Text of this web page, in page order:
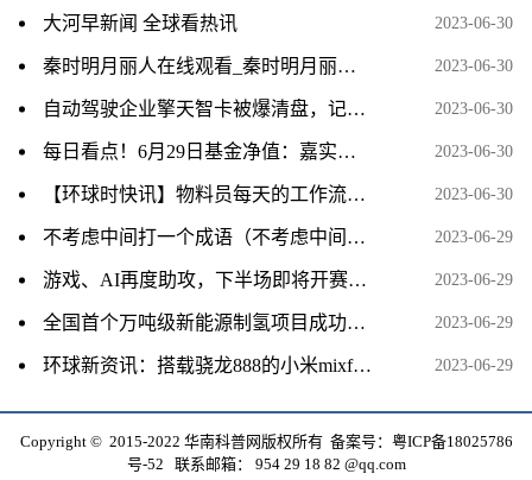
大河早新闻 全球看热讯 2023-06-30
秦时明月丽人在线观看_秦时明月丽人全集免费 2023-06-30
自动驾驶企业擎天智卡被爆清盘，记者探访公司已空无一人_天天新动态 2023-06-30
每日看点！6月29日基金净值：嘉实中证500ETF联接A最新净值1.7035，涨0.03% 2023-06-30
【环球时快讯】物料员每天的工作流程 物料员 2023-06-30
不考虑中间打一个成语（不考虑中间打一成语） 2023-06-29
游戏、AI再度助攻，下半场即将开赛，主线在哪儿？ 世界今日报 2023-06-29
全国首个万吨级新能源制氢项目成功制取第一方“绿氢” 2023-06-29
环球新资讯：搭载骁龙888的小米mixfold正常使用中又无法开机了，到底是骁龙还是小米的问题呢？ 2023-06-29
Copyright © 2015-2022 华南科普网版权所有 备案号： 粤ICP备18025786
号-52 联系邮箱： 954 29 18 82 @qq.com